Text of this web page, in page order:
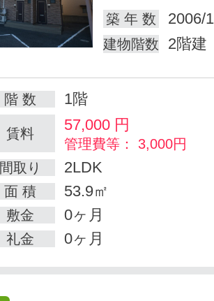
築 年 数
2006/
建物階数 2階建
階 数 1階
賃料 57,000 円
管理費等： 3,000円
間取り
2LDK
面 積 53.9㎡
敷金 0ヶ月
礼金 0ヶ月